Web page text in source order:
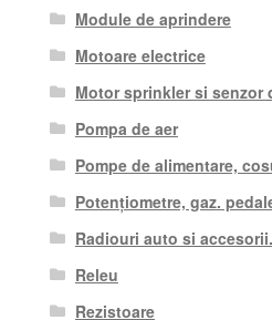
Module de aprindere
Motoare electrice
Motor sprinkler si senzor
Pompa de aer
Pompe de alimentare,
Potențiometre, gaz.
Radiouri auto si accesorii.
Releu
Rezistoare